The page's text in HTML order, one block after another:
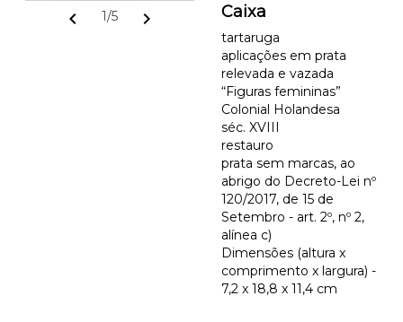
chevron_left 1/5 chevron_right Caixa
tartaruga
aplicações em prata
relevada e vazada
“Figuras femininas”
Colonial Holandesa
séc. XVIII
restauro
prata sem marcas, ao
abrigo do Decreto-Lei nº
120/2017, de 15 de
Setembro - art. 2º, nº 2,
alínea c)
Dimensões (altura x
comprimento x largura) -
7,2 x 18,8 x 11,4 cm